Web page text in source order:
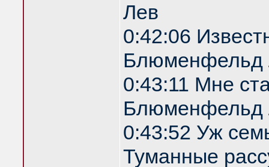
Лев
0:42:06
Блюменфельд
0:43:11 Мне
Блюменфельд
0:43:52 Уж
Туманные